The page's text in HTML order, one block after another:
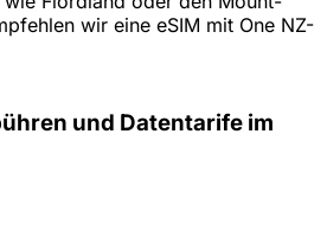
wir eine eSIM mit One NZ-
und Datentarife im